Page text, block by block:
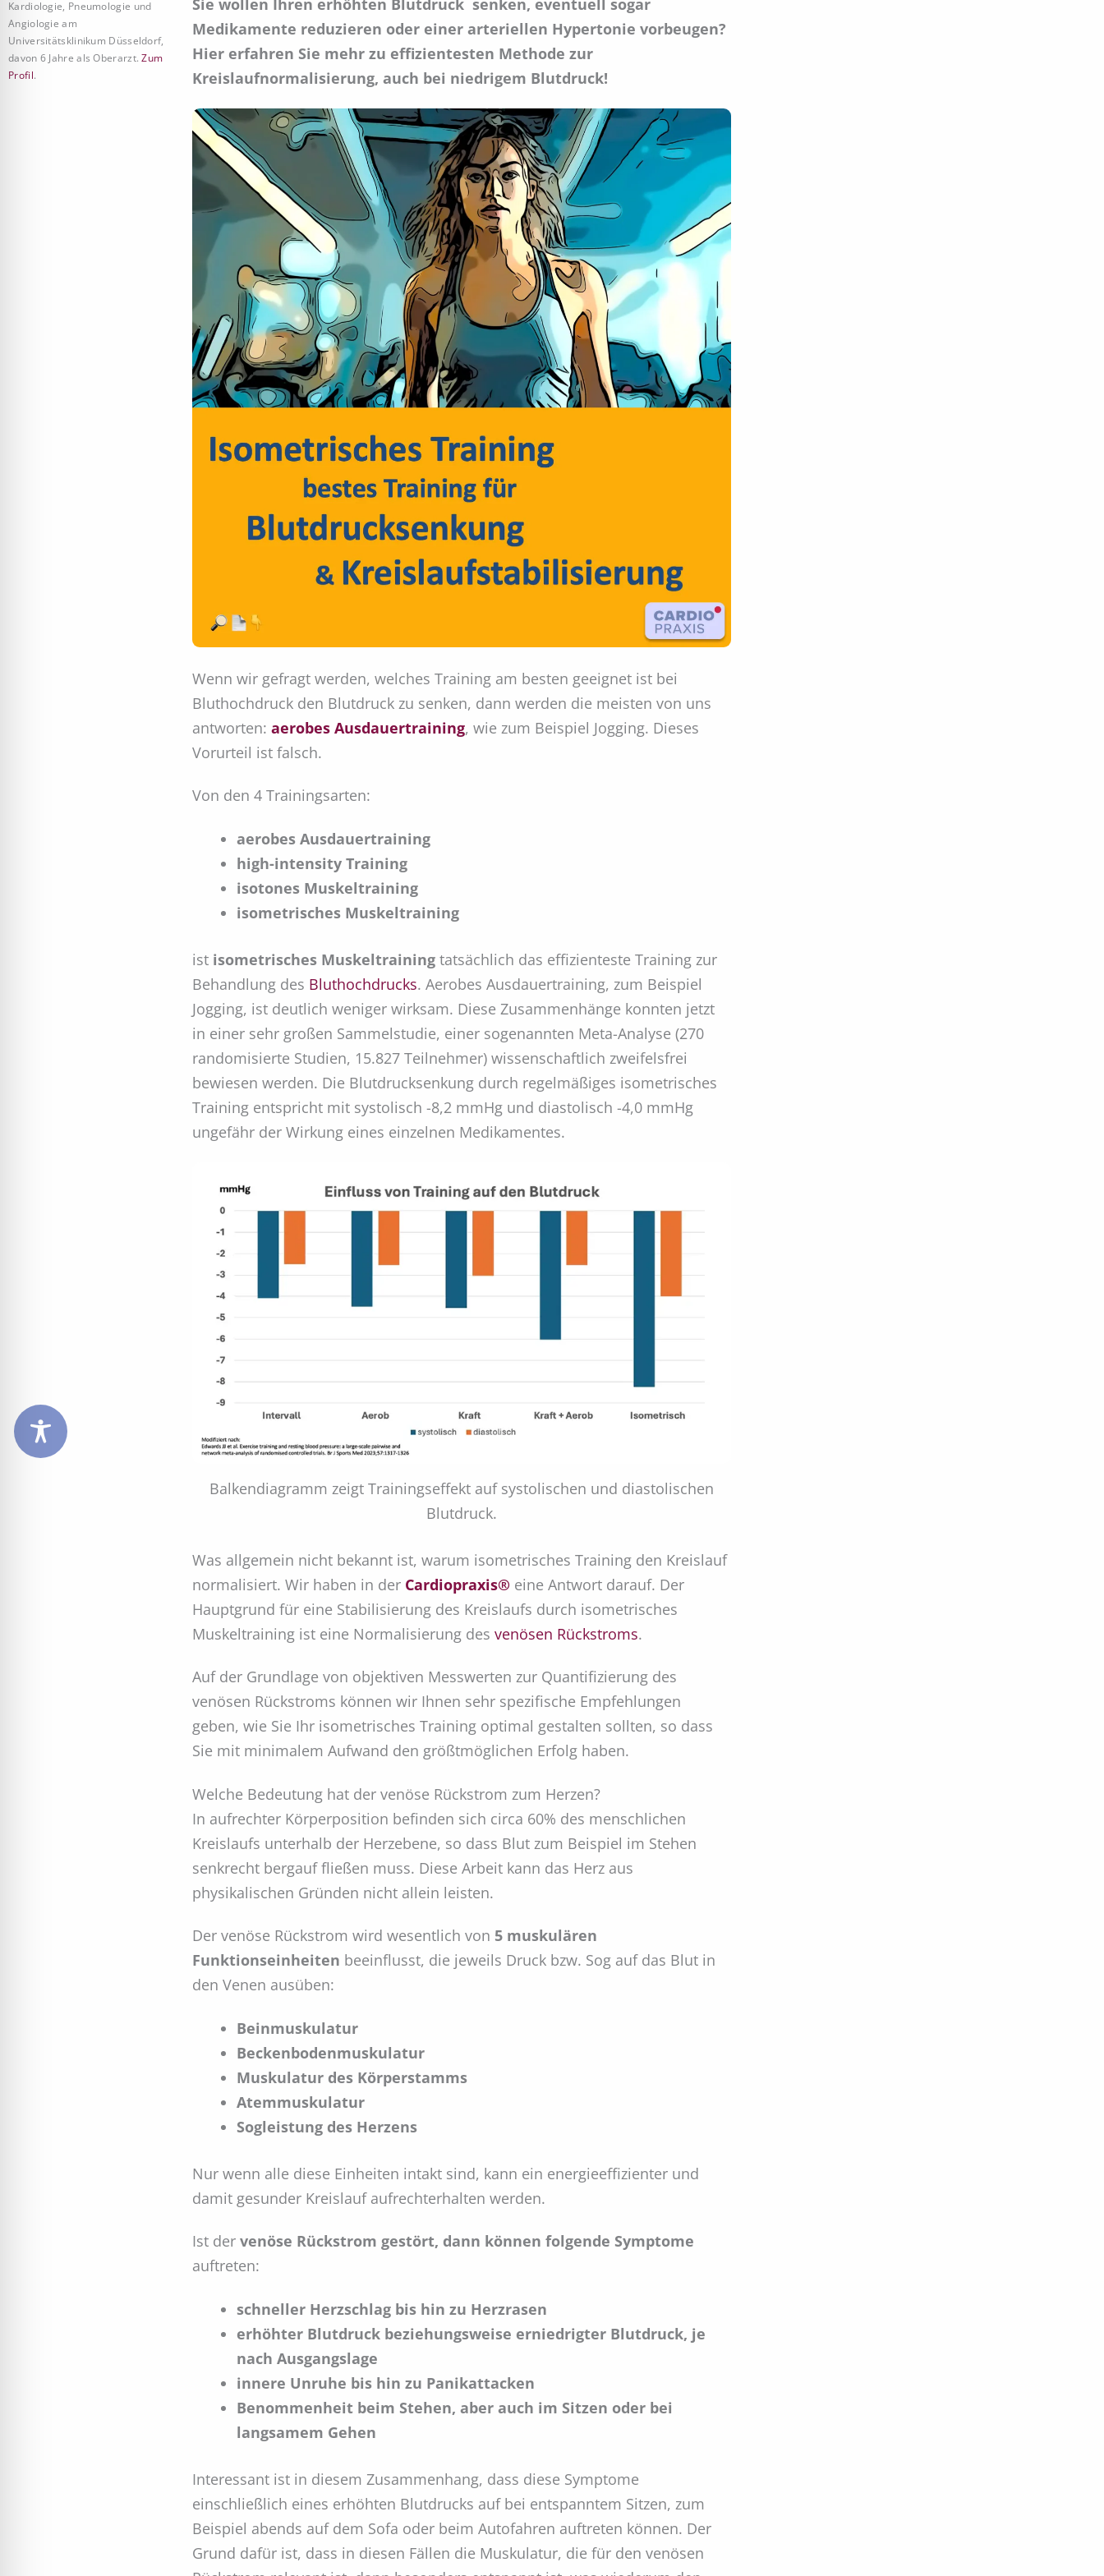
Kardiologie, Pneumologie und
Angiologie am
Universitätsklinikum Düsseldorf,
davon 6 Jahre als Oberarzt.Zum
Profil.
Medikamente reduzieren oder einer arteriellen Hypertonie vorbeugen?
Hier erfahren Sie mehr zu effizientesten Methode zur
Kreislaufnormalisierung, auch bei niedrigem Blutdruck!
Wenn wir gefragt werden, welches Training am besten geeignet ist bei
Bluthochdruck den Blutdruck zu senken, dann werden die meisten von uns
antworten:aerobes Ausdauertraining, wie zum Beispiel Jogging. Dieses
Vorurteil ist falsch.
Von den 4 Trainingsarten:
aerobes Ausdauertraining
high-intensity Training
isotones Muskeltraining
isometrisches Muskeltraining
ist isometrisches Muskeltraining tatsächlich das effizienteste Training zur
Behandlung des Bluthochdrucks. Aerobes Ausdauertraining, zum Beispiel
Jogging, ist deutlich weniger wirksam. Diese Zusammenhänge konnten jetzt
in einer sehr großen Sammelstudie, einer sogenannten Meta-Analyse (270
randomisierte Studien, 15.827 Teilnehmer) wissenschaftlich zweifelsfrei
bewiesen werden. Die Blutdrucksenkung durch regelmäßiges isometrisches
Training entspricht mit systolisch -8,2 mmHg und diastolisch -4,0 mmHg
ungefähr der Wirkung eines einzelnen Medikamentes.
Balkendiagramm zeigt Trainingseffekt auf systolischen und diastolischen
Blutdruck.
Was allgemein nicht bekannt ist, warum isometrisches Training den Kreislauf
normalisiert. Wir haben in der Cardiopraxis® eine Antwort darauf. Der
Hauptgrund für eine Stabilisierung des Kreislaufs durch isometrisches
Muskeltraining ist eine Normalisierung desvenösen Rückstroms.
Auf der Grundlage von objektiven Messwerten zur Quantifizierung des
venösen Rückstroms können wir Ihnen sehr spezifische Empfehlungen
geben, wie Sie Ihr isometrisches Training optimal gestalten sollten, so dass
Sie mit minimalem Aufwand den größtmöglichen Erfolg haben.
Welche Bedeutung hat der venöse Rückstrom zum Herzen?
In aufrechter Körperposition befinden sich circa 60% des menschlichen
Kreislaufs unterhalb der Herzebene, so dass Blut zum Beispiel im Stehen
senkrecht bergauf fließen muss. Diese Arbeit kann das Herz aus
physikalischen Gründen nicht allein leisten.
Der venöse Rückstrom wird wesentlich von 5 muskulären
Funktionseinheiten beeinflusst, die jeweils Druck bzw. Sog auf das Blut in
den Venen ausüben:
Beinmuskulatur
Beckenbodenmuskulatur
Muskulatur des Körperstamms
Atemmuskulatur
Sogleistung des Herzens
Nur wenn alle diese Einheiten intakt sind, kann ein energieeffizienter und
damit gesunder Kreislauf aufrechterhalten werden.
Ist dervenöse Rückstrom gestört, dann können folgende Symptome
auftreten:
schneller Herzschlag bis hin zu Herzrasen
erhöhter Blutdruck beziehungsweise erniedrigter Blutdruck, je
nach Ausgangslage
innere Unruhe bis hin zu Panikattacken
Benommenheit beim Stehen, aber auch im Sitzen oder bei
langsamem Gehen
Interessant ist in diesem Zusammenhang, dass diese Symptome
einschließlich eines erhöhten Blutdrucks auf bei entspanntem Sitzen, zum
Beispiel abends auf dem Sofa oder beim Autofahren auftreten können. Der
Grund dafür ist, dass in diesen Fällen die Muskulatur, die für den venösen